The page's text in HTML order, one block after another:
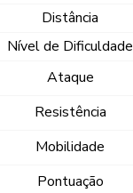
Distância
Nível de Dificuldade
Ataque
Resistência
Mobilidade
Pontuação